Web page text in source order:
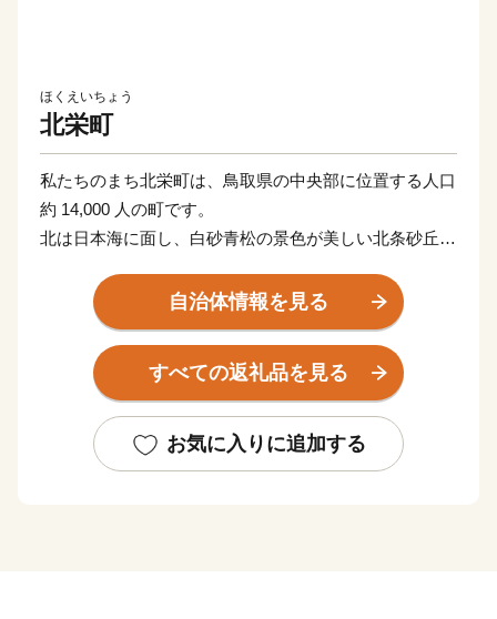
ほくえいちょう
北栄町
私たちのまち北栄町は、鳥取県の中央部に位置する人口
約 14,000 人の町です。
北は日本海に面し、白砂青松の景色が美しい北条砂丘が
り、豊かな自然に囲まれています。
この豊かな自然環境を生かし、スイカ、ぶどう、らっき
ょう、長芋などさまざまな魅力ある農産物が生み出され
ています。
出身地であり、
駅構内に「名探偵コナン」の装飾が施されたコナン駅
自治体情報を見る
すべての返礼品を見る
お気に入りに追加する